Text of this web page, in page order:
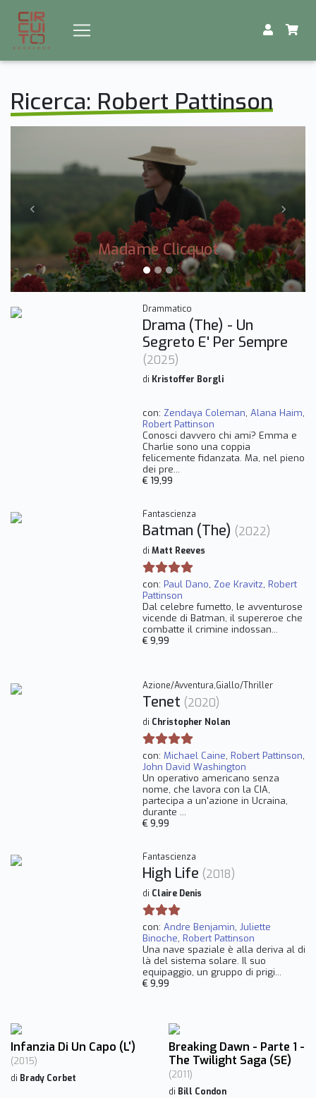
Ricerca: Robert Pattinson
Madame Clicquot
Previous Next
Drammatico
Drama (The) - Un
Segreto E' Per Sempre
(2025)
di Kristoffer Borgli
con: Zendaya Coleman, Alana Haim,
Robert Pattinson
Conosci davvero chi ami? Emma e
Charlie sono una coppia
felicemente fidanzata. Ma, nel pieno
dei pre...
€ 19,99
Fantascienza
Batman (The) (2022)
di Matt Reeves
con: Paul Dano, Zoe Kravitz, Robert
Pattinson
Dal celebre fumetto, le avventurose
vicende di Batman, il supereroe che
combatte il crimine indossan...
€ 9,99
Azione/Avventura,Giallo/Thriller
Tenet (2020)
di Christopher Nolan
con: Michael Caine, Robert Pattinson,
John David Washington
Un operativo americano senza
nome, che lavora con la CIA,
partecipa a un'azione in Ucraina,
durante ...
€ 9,99
Fantascienza
High Life (2018)
di Claire Denis
con: Andre Benjamin, Juliette
Binoche, Robert Pattinson
Una nave spaziale è alla deriva al di
là del sistema solare. Il suo
equipaggio, un gruppo di prigi...
€ 9,99
Infanzia Di Un Capo (L')
(2015)
di Brady Corbet
Breaking Dawn - Parte 1 -
The Twilight Saga (SE)
(2011)
di Bill Condon